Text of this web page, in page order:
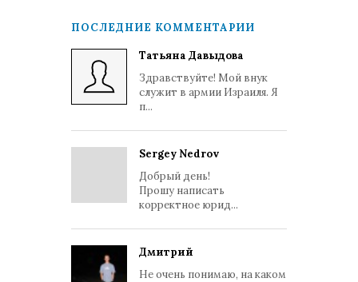
ПОСЛЕДНИЕ КОММЕНТАРИИ
Татьяна Давыдова
Здравствуйте! Мой внук
служит в армии Израиля. Я
п...
Sergey Nedrov
Добрый день!
Прошу написать
корректное юрид...
Дмитрий
Не очень понимаю, на каком